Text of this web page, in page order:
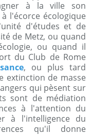
à la ville son
l'écorce écologique
d'études et de
de Metz, ou quand
ou quand il
du Club de Rome
, ou plus tard
extinction de masse
qui pèsent sur
sont de médiation
à l'attention du
à l'intelligence du
qu'il donne